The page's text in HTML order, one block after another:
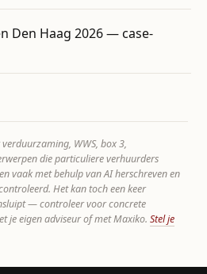
Den Haag 2026 — case-
WWS, box 3,
die particuliere verhuurders
vaak met behulp van AI herschreven en
Het kan toch een keer
— controleer voor concrete
je eigen adviseur of met Maxiko. Stel je